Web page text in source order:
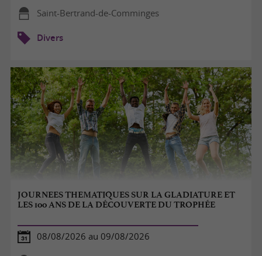
Saint-Bertrand-de-Comminges
Divers
JOURNEES THEMATIQUES SUR LA GLADIATURE ET
LES 100 ANS DE LA DÉCOUVERTE DU TROPHÉE
08/08/2026 au 09/08/2026